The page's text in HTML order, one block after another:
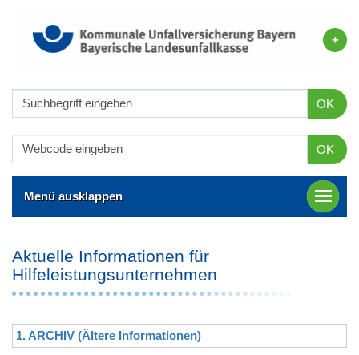
OK
OK
Menü ausklappen
Aktuelle Informationen für
Hilfeleistungsunternehmen
1. ARCHIV (Ältere Informationen)